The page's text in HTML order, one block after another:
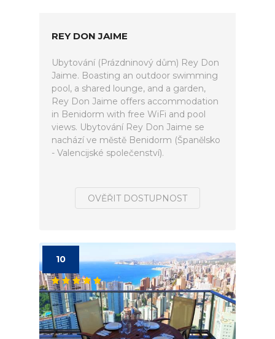
REY DON JAIME
Ubytování (Prázdninový dům) Rey Don
Jaime. Boasting an outdoor swimming
pool, a shared lounge, and a garden,
Rey Don Jaime offers accommodation
in Benidorm with free WiFi and pool
views. Ubytování Rey Don Jaime se
nachází ve městě Benidorm (Španělsko
- Valencijské společenství).
OVĚŘIT DOSTUPNOST
10